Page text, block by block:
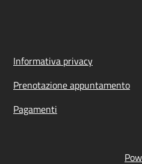
Informativa privacy
Prenotazione appuntamento
Pagamenti